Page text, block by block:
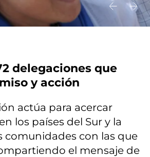
delegaciones que
y acción
actúa para acercar
los países del Sur y la
comunidades con las que
el mensaje de